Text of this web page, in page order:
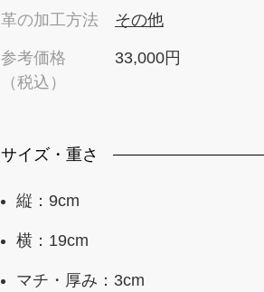
革の加工方法 その他
参考価格
（税込）
33,000円
サイズ・重さ
縦：9cm
横：19cm
マチ・厚み：3cm